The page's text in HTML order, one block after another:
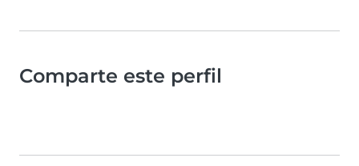
Comparte este perfil